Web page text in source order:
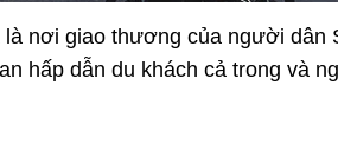
nơi giao thương của người dân
hấp dẫn du khách cả trong và